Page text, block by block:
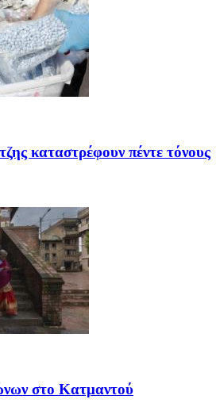
καταστρέφουν πέντε τόνους
στο Κατμαντού